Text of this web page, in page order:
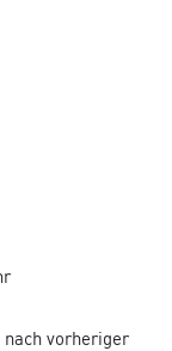
nach vorheriger